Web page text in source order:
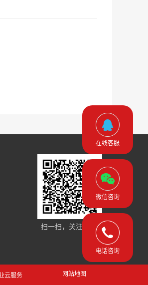
扫一扫，关注手机站
网站地图
云服务
在线客服
微信咨询
电话咨询